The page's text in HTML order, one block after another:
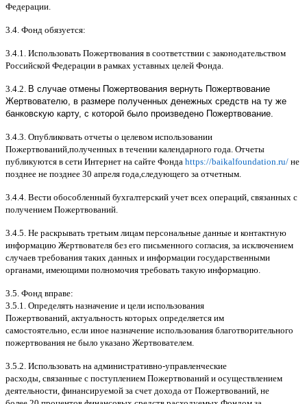
Федерации
3.4. Фонд обязуется:
3.4.1. Использовать Пожертвования в соответствии с законодательством
Российской Федерации в рамках уставных целей Фонда
3.4.2. В случае отмены Пожертвования вернуть Пожертвование
Жертвователю, в размере полученных денежных средств на ту же
банковскую карту, с которой было произведено Пожертвование.
3.4.3. Опубликовать отчеты о целевом использовании
Пожертвований полученных в течении календарного года Отчеты
публикуются в сети Интернет на сайте Фонда https://baikalfoundation.ru/ не
позднее не позднее 30 апреля года следующего за отчетным
3.4.4. Вести обособленный бухгалтерский учет всех операций связанных с
получением Пожертвований
3.4.5. Не раскрывать третьим лицам персональные данные и контактную
информацию Жертвователя без его письменного согласия за исключением
случаев требования таких данных и информации государственными
органами имеющими полномочия требовать такую информацию
3.5. Фонд вправе:
3.5.1. Определять назначение и цели использования
Пожертвований актуальность которых определяется им
самостоятельно если иное назначение использования благотворительного
пожертвования не было указано Жертвователем
3.5.2. Использовать на административно-управленческие
расходы связанные с поступлением Пожертвований и осуществлением
деятельности финансируемой за счет дохода от Пожертвований не